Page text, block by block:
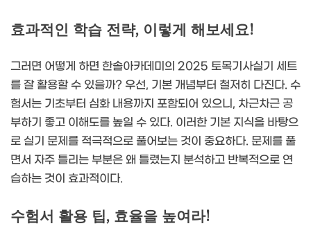
효과적인 학습 전략, 이렇게 해보세요!
그러면 어떻게 하면 한솔아카데미의 2025 토목기사실기 세트
를 잘 활용할 수 있을까? 우선, 기본 개념부터 철저히 다진다. 수
험서는 기초부터 심화 내용까지 포함되어 있으니, 차근차근 공
부하기 좋고 이해도를 높일 수 있다. 이러한 기본 지식을 바탕으
로 실기 문제를 적극적으로 풀어보는 것이 중요하다. 문제를 풀
면서 자주 틀리는 부분은 왜 틀렸는지 분석하고 반복적으로 연
습하는 것이 효과적이다.
수험서 활용 팁, 효율을 높여라!